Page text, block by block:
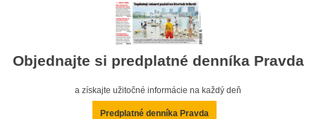
Objednajte si predplatné denníka Pravda
a získajte užitočné informácie na každý deň
Predplatné denníka Pravda